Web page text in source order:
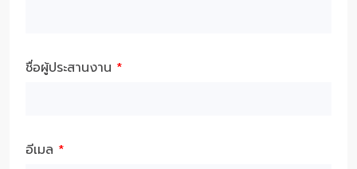
ชื่อผู้ประสานงาน *
อีเมล *